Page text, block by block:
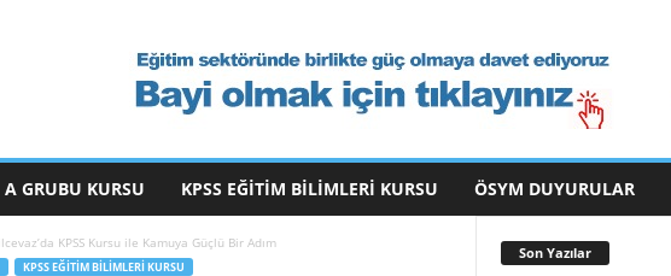
A GRUBU KURSU KPSS EĞITIM BILIMLERI KURSU ÖSYM DUYURULAR
KPSS Kursu ile Kamuya Güçlü Bir Adım
KPSS EĞITIM BILIMLERI KURSU
Son Yazılar